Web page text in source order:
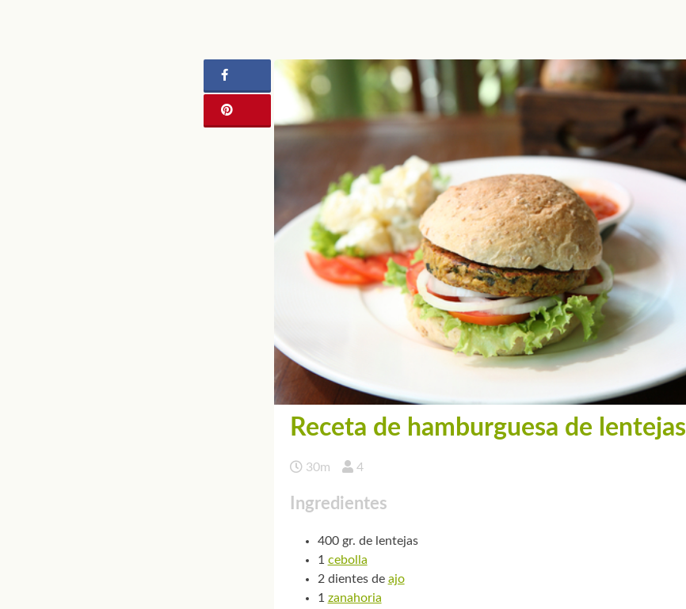
Receta de hamburguesa de lentejas
30m 4
Ingredientes
400 gr. de lentejas
1 cebolla
2 dientes de ajo
1 zanahoria